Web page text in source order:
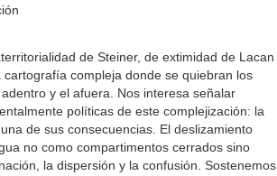
de Steiner, de extimidad de Lacan
compleja donde se quiebran los
y el afuera. Nos interesa señalar
políticas de este complejización: la
de sus consecuencias. El deslizamiento
no como compartimentos cerrados sino
la dispersión y la confusión. Sostenemos